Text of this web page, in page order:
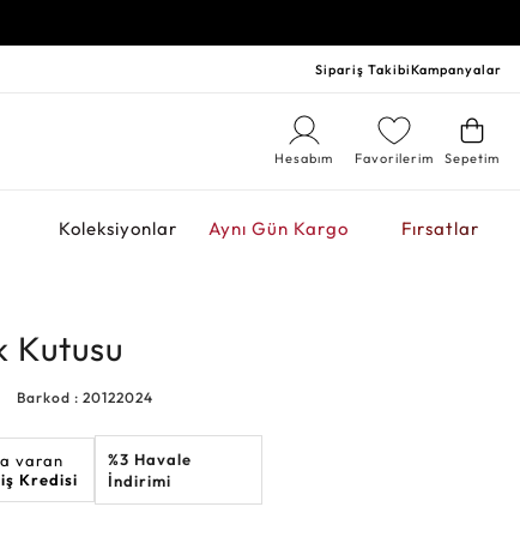
Sipariş TakibiKampanyalar
Sepetim
Favorilerim
Hesabım
Koleksiyonlar Aynı Gün Kargo Fırsatlar
Kutusu
Barkod : 20122024
varan
Kredisi
%3 Havale
İndirimi